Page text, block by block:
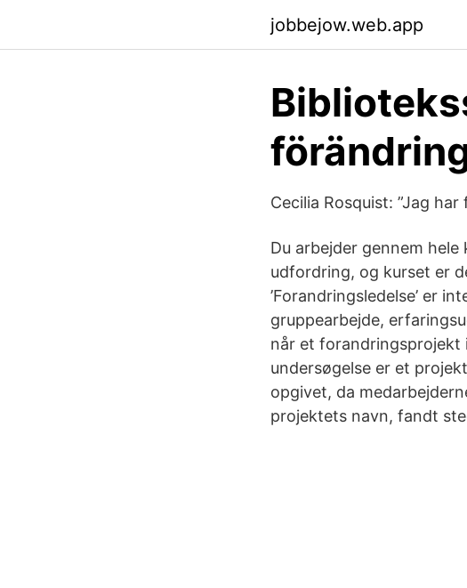
jobbejow.web.app
Cecilia Rosquist: ”Jag
Du arbejder gennem
udfordring, og kurset er
’Forandringsledelse’ er
gruppearbejde,
når et forandringsprojekt
undersøgelse er et
opgivet, da
projektets navn, fandt